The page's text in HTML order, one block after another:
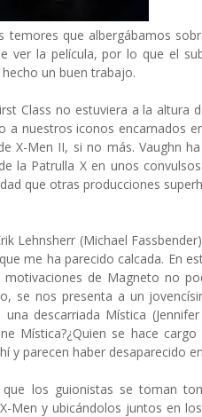
que albergábamos
ver la película, por lo que el
un buen trabajo.
Class no estuviera a la altura
a nuestros iconos encarnados
X-Men II, si no más. Vaughn
la Patrulla X en unos
que otras producciones
Lehnsherr (Michael
me ha parecido calcada. En
de Magneto no
se nos presenta a un
descarriada Mística
Mística?¿Quien se hace
y parecen haber desaparecido
los guionistas se toman
Men y ubicándolos juntos en